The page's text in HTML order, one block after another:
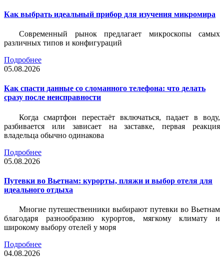
Как выбрать идеальный прибор для изучения микромира
Современный рынок предлагает микроскопы самых
различных типов и конфигураций
Подробнее
05.08.2026
Как спасти данные со сломанного телефона: что делать
сразу после неисправности
Когда смартфон перестаёт включаться, падает в воду,
разбивается или зависает на заставке, первая реакция
владельца обычно одинакова
Подробнее
05.08.2026
Путевки во Вьетнам: курорты, пляжи и выбор отеля для
идеального отдыха
Многие путешественники выбирают путевки во Вьетнам
благодаря разнообразию курортов, мягкому климату и
широкому выбору отелей у моря
Подробнее
04.08.2026